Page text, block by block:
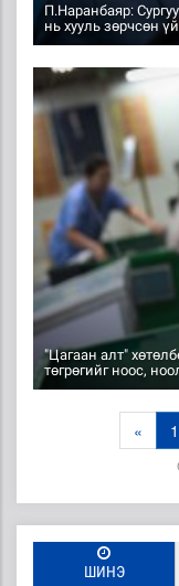
П.Наранбаяр:
нь хууль зөрчсөн
"Цагаан алт"
төгрөгийг ноос,
« 1
ШИНЭ